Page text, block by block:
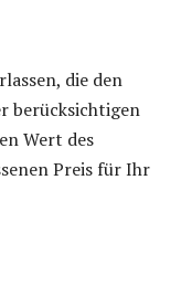
die den
berücksichtigen
Wert des
Preis für Ihr